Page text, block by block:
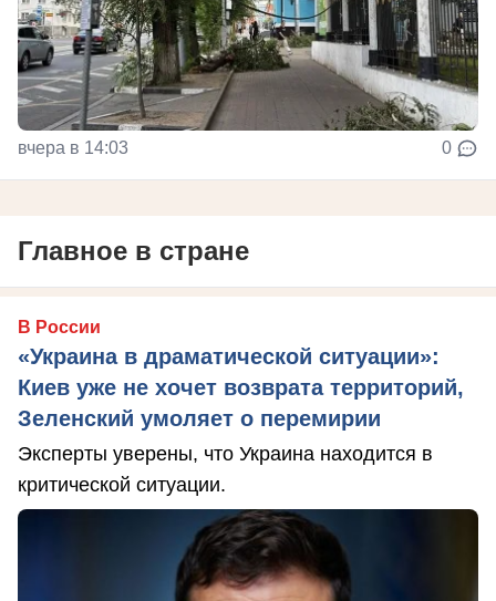
вчера в 14:03 0
Главное в стране
В России
«Украина в драматической ситуации»:
Киев уже не хочет возврата территорий,
Зеленский умоляет о перемирии
Эксперты уверены, что Украина находится в
критической ситуации.